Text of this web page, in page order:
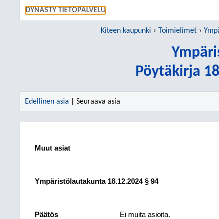
DYNASTY TIETOPALVELU
Kiteen kaupunki Toimielimet
Pöytäkirja
Edellinen asia | Seuraava asia
Muut asiat
Ympäristölautakunta 18.12.2024 § 94
Päätös Ei muita asioita.